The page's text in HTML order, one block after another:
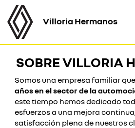
Villoria Hermanos
SOBRE VILLORIA
Somos una empresa familiar
años en el sector de la
este tiempo hemos dedicado
esfuerzos a una mejora
satisfacción plena de nuestros